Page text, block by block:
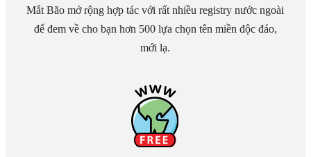
Mắt Bão mở rộng hợp tác với rất nhiều registry nước ngoài
để đem về cho bạn hơn 500 lựa chọn tên miền độc đáo,
mới lạ.